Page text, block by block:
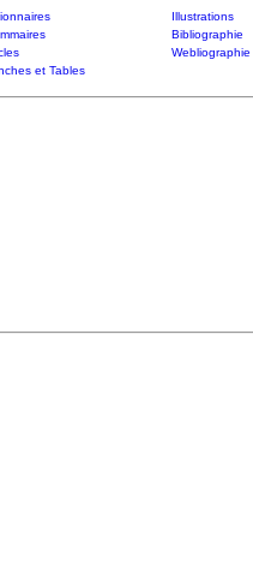
Illustrations
Bibliographie
Webliographie
et Tables